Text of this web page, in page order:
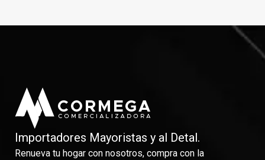
Importadores Mayoristas y al Detal.
Renueva tu hogar con nosotros, compra con la